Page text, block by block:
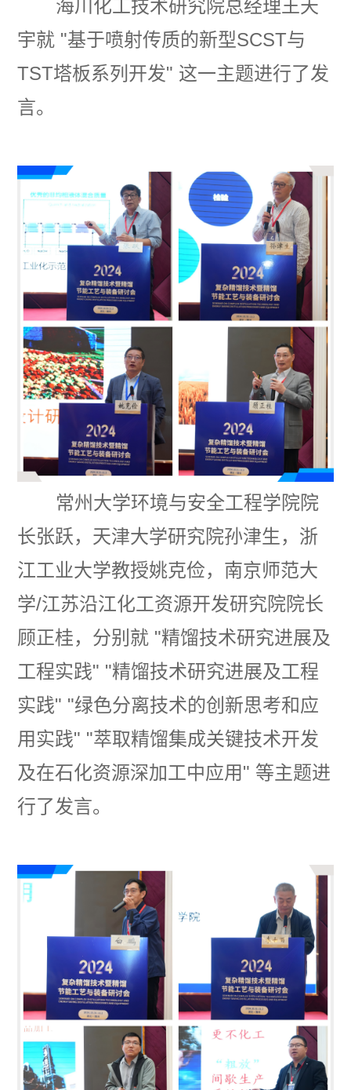
海川化工技术研究院总经理王天
宇就 "基于喷射传质的新型SCST与
TST塔板系列开发" 这一主题进行了发
言。
常州大学环境与安全工程学院院
长张跃，天津大学研究院孙津生，浙
江工业大学教授姚克俭，南京师范大
学/江苏沿江化工资源开发研究院院长
顾正桂，分别就 "精馏技术研究进展及
工程实践" "精馏技术研究进展及工程
实践" "绿色分离技术的创新思考和应
用实践" "萃取精馏集成关键技术开发
及在石化资源深加工中应用" 等主题进
行了发言。